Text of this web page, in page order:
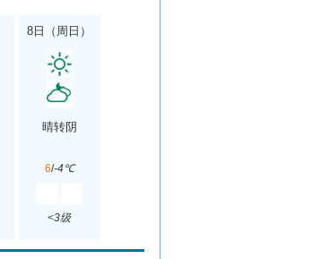
8日（周日）
晴转阴
6/-4℃
<3级